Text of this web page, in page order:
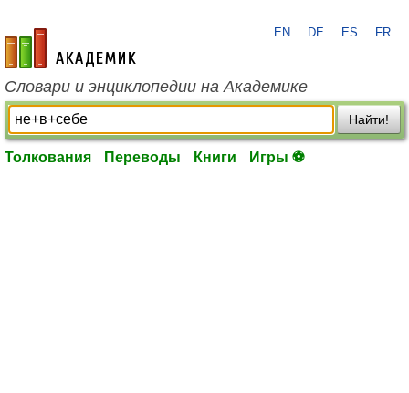
academic.ru
EN DE ES FR
Словари и энциклопедии на Академике
Найти!
Толкования Переводы Книги Игры ⚽